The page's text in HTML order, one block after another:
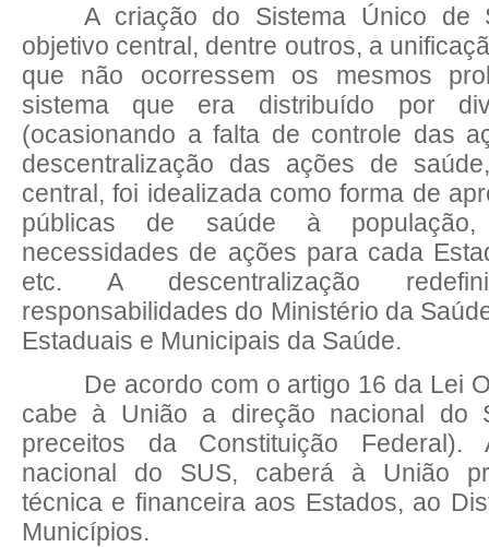
A criação do Sistema Único de
objetivo central, dentre outros, a
que não ocorressem os mesmos
sistema que era distribuído por
(ocasionando a falta de controle das
descentralização das ações de
central, foi idealizada como forma de
públicas de saúde à população,
necessidades de ações para cada
etc. A descentralização
responsabilidades do Ministério da
Estaduais e Municipais da Saúde.
De acordo com o artigo 16 da Lei
cabe à União a direção nacional do
preceitos da Constituição Federal).
nacional do SUS, caberá à União
técnica e financeira aos Estados, ao
Municípios.